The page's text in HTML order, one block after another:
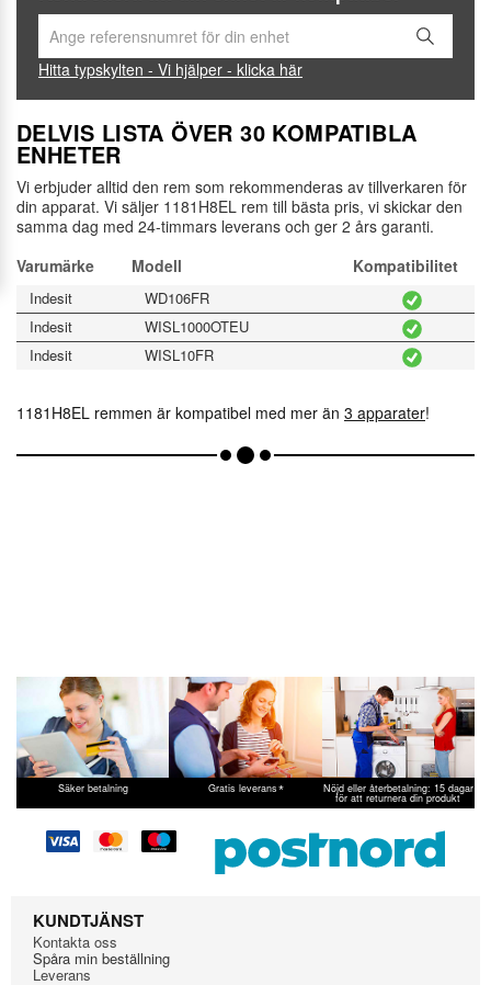
Hitta typskylten - Vi hjälper - klicka här
DELVIS LISTA ÖVER 30 KOMPATIBLA
ENHETER
Vi erbjuder alltid den rem som rekommenderas av tillverkaren för
din apparat. Vi säljer 1181H8EL rem till bästa pris, vi skickar den
samma dag med 24-timmars leverans och ger 2 års garanti.
Varumärke
Modell Kompatibilitet
Indesit
WD106FR
Indesit
WISL1000OTEU
Indesit
WISL10FR
1181H8EL remmen är kompatibel med mer än 3 apparater!
Säker betalning Gratis leverans* Nöjd eller återbetalning: 15 dagar
för att returnera din produkt
KUNDTJÄNST
Kontakta oss
Spåra min beställning
Leverans